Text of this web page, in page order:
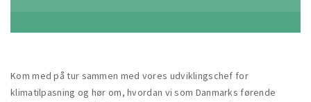
Kom med på tur sammen med vores udviklingschef for
klimatilpasning og hør om, hvordan vi som Danmarks førende